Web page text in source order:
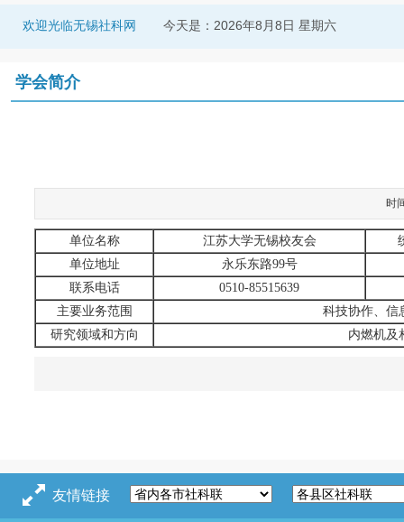
欢迎光临无锡社科网 今天是： 2026年8月8日 星期六
学会简介
时
单位名称 江苏大学无锡校友会
单位地址
永乐东路99号
联系电话
0510-85515639
主要业务范围
科技协作、信
研究领域和方向
内燃机及
友情链接